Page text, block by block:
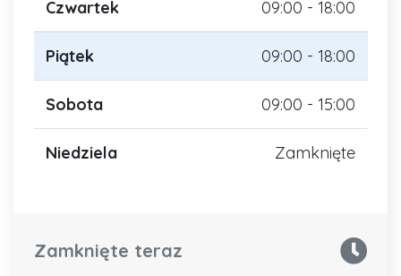
Czwartek 09:00 - 18:00
Piątek 09:00 - 18:00
Sobota 09:00 - 15:00
Niedziela Zamknięte
Zamknięte teraz